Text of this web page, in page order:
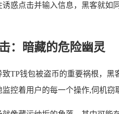
惑点击并输入信息，黑客就如
：暗藏的危险幽灵
TP钱包被盗币的重要祸根，
控着用户的每一个操作,伺机窃